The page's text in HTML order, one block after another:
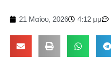
21 Μαΐου, 2026 4:12 μμ